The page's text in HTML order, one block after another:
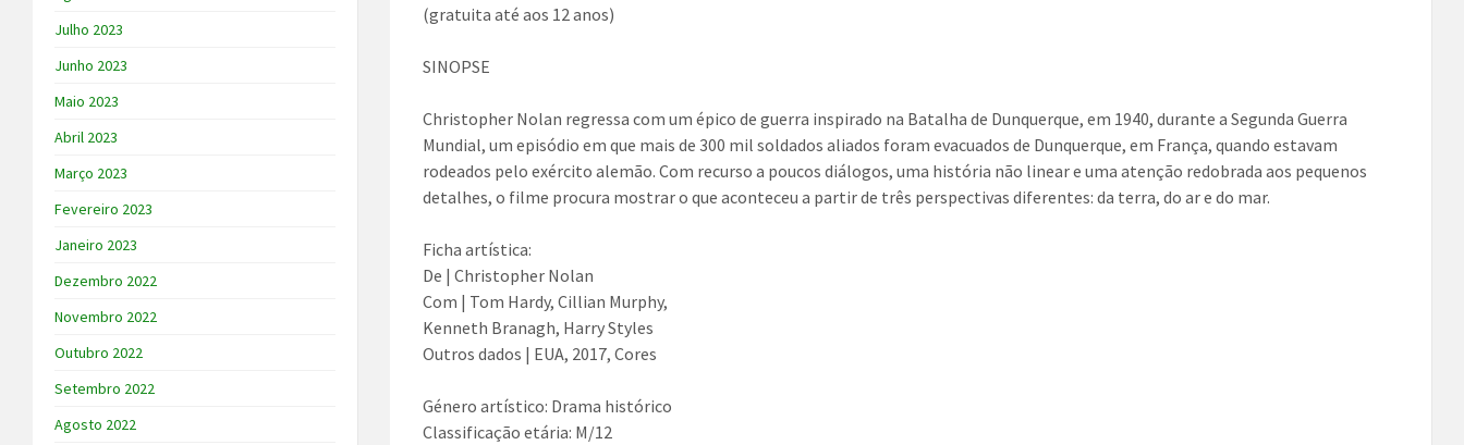
(gratuita até aos 12 anos)
SINOPSE
Christopher Nolan regressa com um épico de guerra inspirado na Batalha de Dunquerque, em 1940, durante a Segunda Guerra
Mundial, um episódio em que mais de 300 mil soldados aliados foram evacuados de Dunquerque, em França, quando estavam
rodeados pelo exército alemão. Com recurso a poucos diálogos, uma história não linear e uma atenção redobrada aos pequenos
detalhes, o filme procura mostrar o que aconteceu a partir de três perspectivas diferentes: da terra, do ar e do mar.
Ficha artística:
De | Christopher Nolan
Com | Tom Hardy, Cillian Murphy,
Kenneth Branagh, Harry Styles
Outros dados | EUA, 2017, Cores
Género artístico: Drama histórico
Classificação etária: M/12
Julho 2023
Junho 2023
Maio 2023
Abril 2023
Março 2023
Fevereiro 2023
Janeiro 2023
Dezembro 2022
Novembro 2022
Outubro 2022
Setembro 2022
Agosto 2022